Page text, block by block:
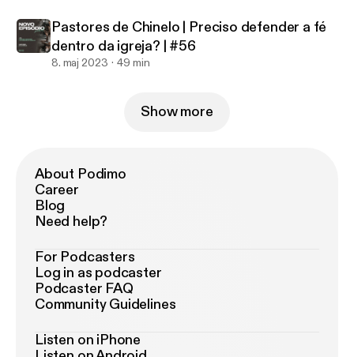
Pastores de Chinelo | Preciso defender a fé
dentro da igreja? | #56
8. maj 2023 49 min
Show more
About Podimo
Career
Blog
Need help?
For Podcasters
Log in as podcaster
Podcaster FAQ
Community Guidelines
Listen on iPhone